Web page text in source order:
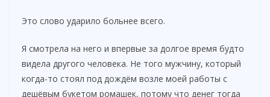
Это слово ударило больнее всего.
Я смотрела на него и впервые за долгое время будто
видела другого человека. Не того мужчину, который
когда-то стоял под дождём возле моей работы с
дешёвым букетом ромашек, потому что денег тогда